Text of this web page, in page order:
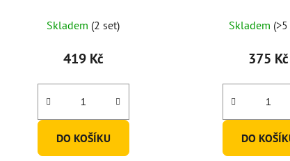
Skladem (2 set)
419 Kč
DO KOŠÍKU
Skladem
375 Kč
DO